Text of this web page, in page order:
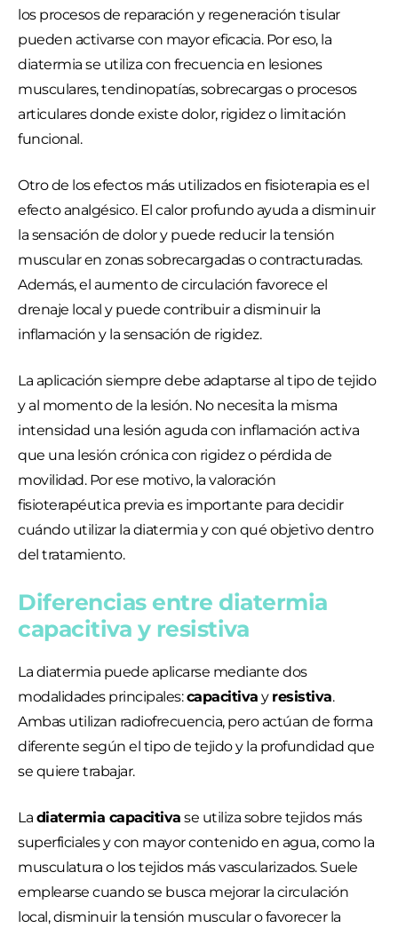
los procesos de reparación y regeneración tisular
pueden activarse con mayor eficacia. Por eso, la
diatermia se utiliza con frecuencia en lesiones
musculares, tendinopatías, sobrecargas o procesos
articulares donde existe dolor, rigidez o limitación
funcional.
Otro de los efectos más utilizados en fisioterapia es el
efecto analgésico. El calor profundo ayuda a disminuir
la sensación de dolor y puede reducir la tensión
muscular en zonas sobrecargadas o contracturadas.
Además, el aumento de circulación favorece el
drenaje local y puede contribuir a disminuir la
inflamación y la sensación de rigidez.
La aplicación siempre debe adaptarse al tipo de tejido
y al momento de la lesión. No necesita la misma
intensidad una lesión aguda con inflamación activa
que una lesión crónica con rigidez o pérdida de
movilidad. Por ese motivo, la valoración
fisioterapéutica previa es importante para decidir
cuándo utilizar la diatermia y con qué objetivo dentro
del tratamiento.
Diferencias entre diatermia
capacitiva y resistiva
La diatermia puede aplicarse mediante dos
modalidades principales:capacitiva y resistiva.
Ambas utilizan radiofrecuencia, pero actúan de forma
diferente según el tipo de tejido y la profundidad que
se quiere trabajar.
La diatermia capacitiva se utiliza sobre tejidos más
superficiales y con mayor contenido en agua, como la
musculatura o los tejidos más vascularizados. Suele
emplearse cuando se busca mejorar la circulación
local, disminuir la tensión muscular o favorecer la